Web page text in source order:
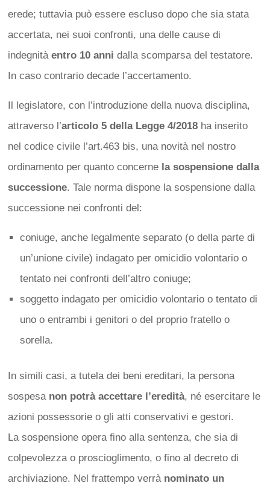
erede; tuttavia può essere escluso dopo che sia stata
accertata, nei suoi confronti, una delle cause di
indegnità entro 10 anni dalla scomparsa del testatore.
In caso contrario decade l’accertamento.
Il legislatore, con l’introduzione della nuova disciplina,
attraverso l’articolo 5 della Legge 4/2018 ha inserito
nel codice civile l’art.463 bis, una novità nel nostro
ordinamento per quanto concerne la sospensione dalla
successione. Tale norma dispone la sospensione dalla
successione nei confronti del:
coniuge, anche legalmente separato (o della parte di
un’unione civile) indagato per omicidio volontario o
tentato nei confronti dell’altro coniuge;
soggetto indagato per omicidio volontario o tentato di
uno o entrambi i genitori o del proprio fratello o
sorella.
In simili casi, a tutela dei beni ereditari, la persona
sospesa non potrà accettare l’eredità, né esercitare le
azioni possessorie o gli atti conservativi e gestori.
La sospensione opera fino alla sentenza, che sia di
colpevolezza o proscioglimento, o fino al decreto di
archiviazione. Nel frattempo verrà nominato un